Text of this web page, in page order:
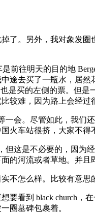
了。另外，我对象发
前往明天的目的地
途去买了一瓶水，居然
是买的左侧的票。但
较难，因为路上会经过
一会。尽管如此，我
火车站很挤，大家不得
但这是不必要的，因
的河流或者草地。并
不怎么样。比较有意
要看到 black church
圈墓碑包裹着。